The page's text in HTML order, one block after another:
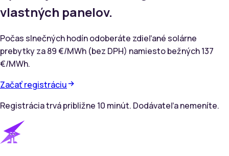
vlastných panelov.
Počas slnečných hodín odoberáte zdieľané solárne
prebytky za 89 €/MWh (bez DPH) namiesto bežných 137
€/MWh.
Začať registráciu
Registrácia trvá približne 10 minút. Dodávateľa nemeníte.